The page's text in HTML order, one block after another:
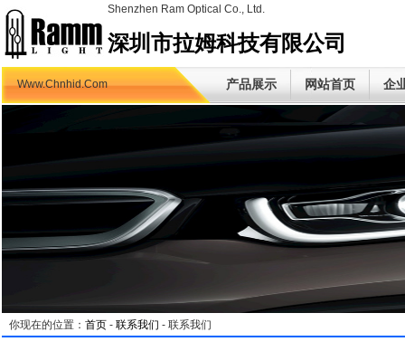
Shenzhen Ram Optical Co., Ltd.
深圳市拉姆科技有限公司
Www.Chnhid.Com 产品展示 网站首页 企
你现在的位置： 首页 - 联系我们 - 联系我们